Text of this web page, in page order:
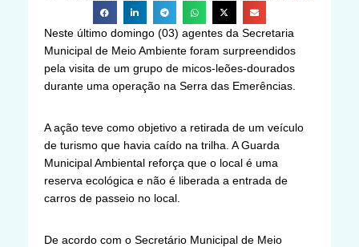
Neste último domingo (03) agentes da Secretaria
Municipal de Meio Ambiente foram surpreendidos
pela visita de um grupo de micos-leões-dourados
durante uma operação na Serra das Emerências.
A ação teve como objetivo a retirada de um veículo
de turismo que havia caído na trilha. A Guarda
Municipal Ambiental reforça que o local é uma
reserva ecológica e não é liberada a entrada de
carros de passeio no local.
De acordo com o Secretário Municipal de Meio